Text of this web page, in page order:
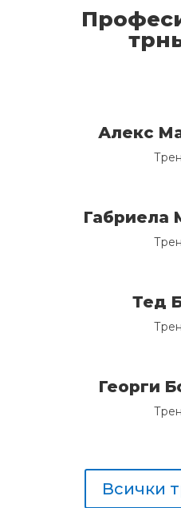
Алекс
Габриела
Тед
Георги
Всички